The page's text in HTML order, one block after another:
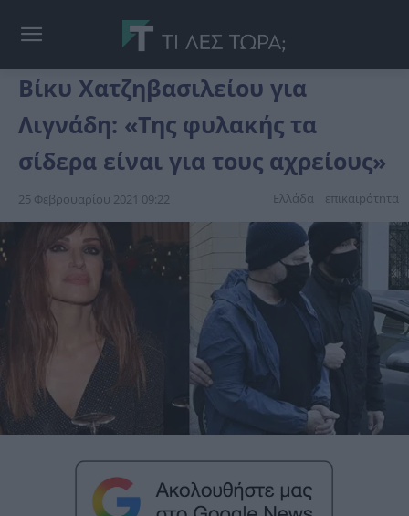
Βίκυ Χατζηβασιλείου για
Λιγνάδη: «Της φυλακής τα
σίδερα είναι για τους αχρείους»
25 Φεβρουαρίου 2021 09:22 Ελλάδα επικαιpότnτα